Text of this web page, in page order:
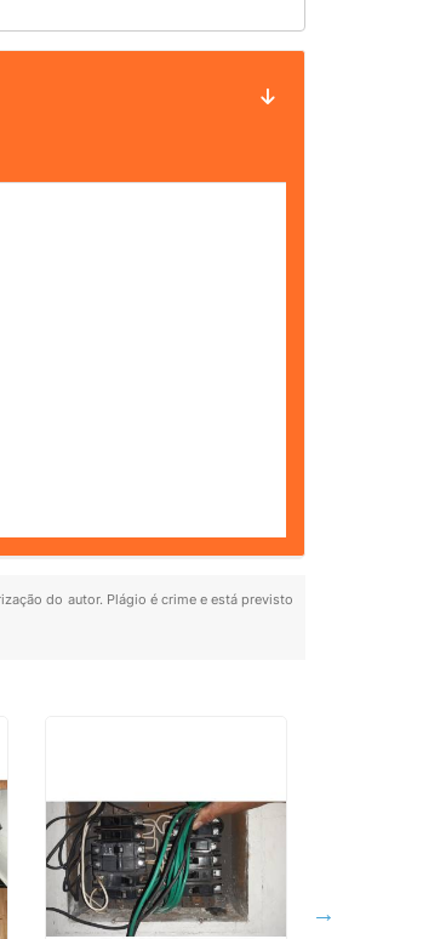
do autor. Plágio é crime e está previsto